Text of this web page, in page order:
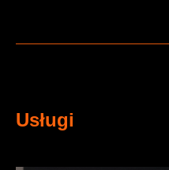
Usługi